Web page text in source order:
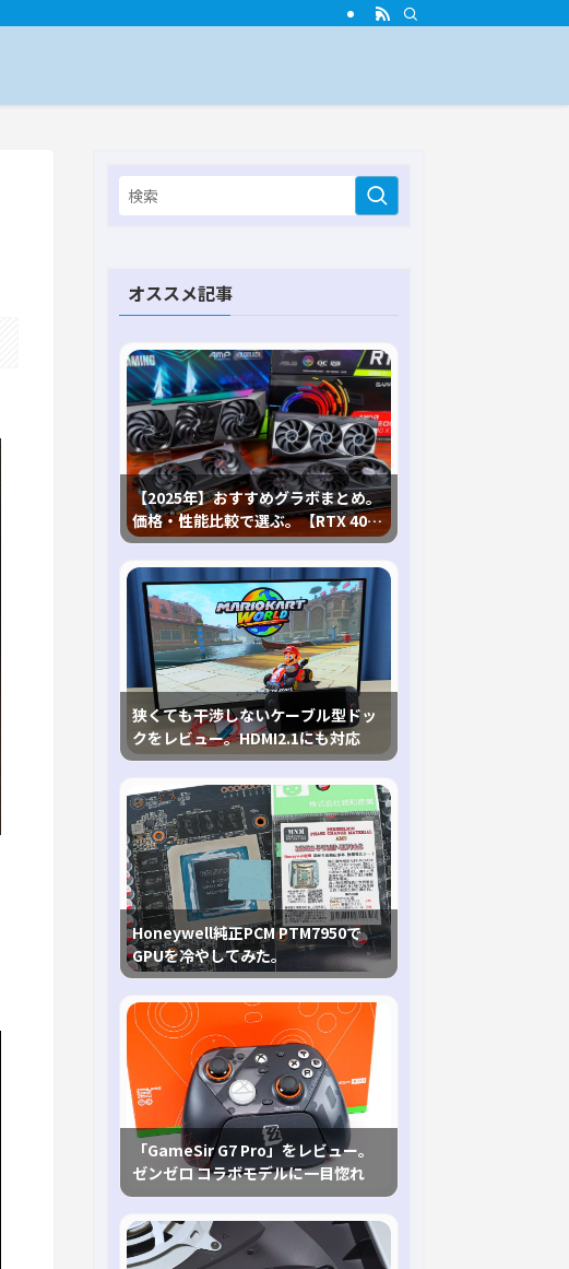
オススメ記事
【2025年】おすすめグラボまとめ。
価格・性能比較で選ぶ。【RTX 40,
RX 7000各種に対応】
狭くても干渉しないケーブル型ドッ
クをレビュー。HDMI2.1にも対応
Honeywell純正PCM PTM7950で
GPUを冷やしてみた。
「GameSir G7 Pro」をレビュー。
ゼンゼロ コラボモデルに一目惚れ